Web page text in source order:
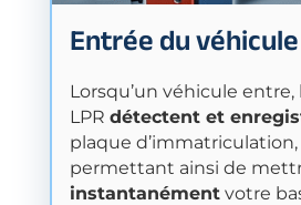
Entrée du véhicule
Lorsqu’un véhicule entre,
LPR détectent et
plaque d’immatriculation,
permettant ainsi de
instantanémentvotre